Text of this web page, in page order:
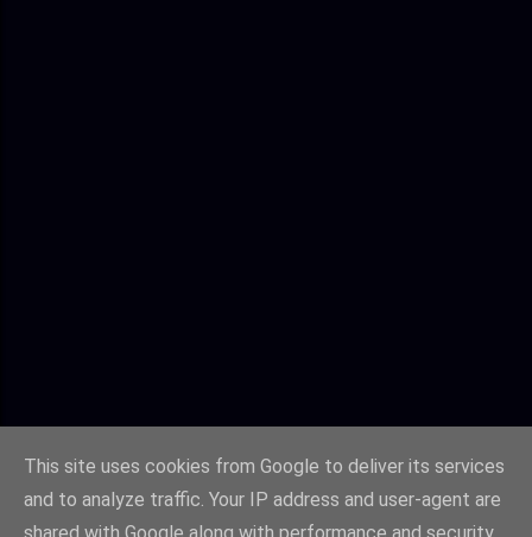
This site uses cookies from Google to deliver its services
and to analyze traffic. Your IP address and user-agent are